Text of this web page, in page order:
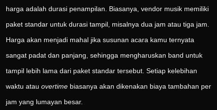
harga adalah durasi penampilan. Biasanya, vendor musik memiliki
paket standar untuk durasi tampil, misalnya dua jam atau tiga jam.
Harga akan menjadi mahal jika susunan acara kamu ternyata
sangat padat dan panjang, sehingga mengharuskan band untuk
tampil lebih lama dari paket standar tersebut. Setiap kelebihan
waktu atau overtime biasanya akan dikenakan biaya tambahan per
jam yang lumayan besar.